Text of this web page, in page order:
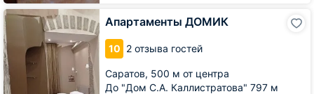
Апартаменты ДОМИК
10 2 отзыва гостей
Саратов, 500 м от центра
До "Дом С.А. Каллистратова" 797 м
Апартаменты
ДОМИК